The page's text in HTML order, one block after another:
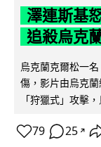
澤連斯基
追殺烏克
烏克蘭克爾松一
傷，影片由烏克
「狩獵式」攻擊
79 25 ↗